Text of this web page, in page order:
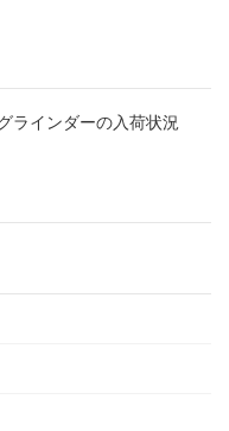
ラインダーの入荷状況